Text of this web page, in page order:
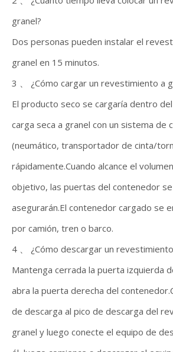
granel?
Dos personas pueden instalar el
granel en 15 minutos.
3 、 ¿Cómo cargar un revestimiento a
El producto seco se cargaría dentro
carga seca a granel con un sistema de
(neumático, transportador de cinta/
rápidamente.Cuando alcance el
objetivo, las puertas del contenedor
asegurarán.El contenedor cargado se
por camión, tren o barco.
4 、 ¿Cómo descargar un
Mantenga cerrada la puerta izquierda
abra la puerta derecha del
de descarga al pico de descarga del
granel y luego conecte el equipo de